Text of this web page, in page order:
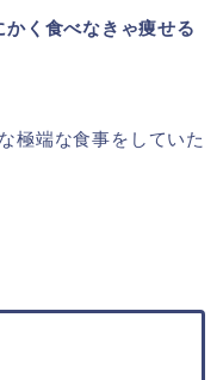
かく食べなきゃ痩せる
な極端な食事をしていた